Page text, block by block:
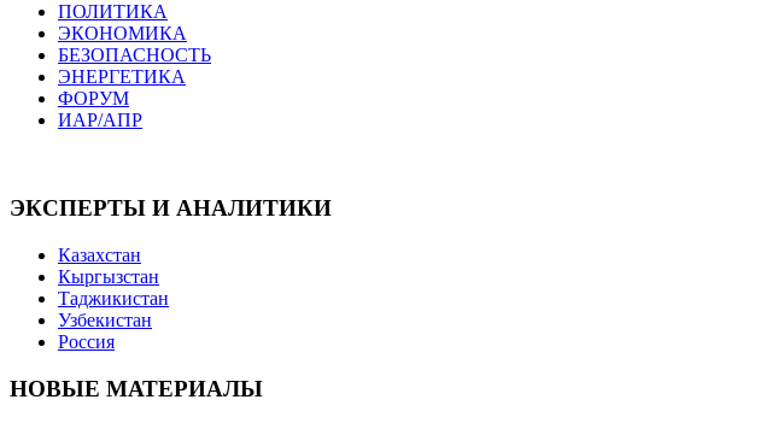
ПОЛИТИКА
ЭКОНОМИКА
БЕЗОПАСНОСТЬ
ЭНЕРГЕТИКА
ФОРУМ
ИАР/АПР
ЭКСПЕРТЫ И АНАЛИТИКИ
Казахстан
Кыргызстан
Таджикистан
Узбекистан
Россия
НОВЫЕ МАТЕРИАЛЫ